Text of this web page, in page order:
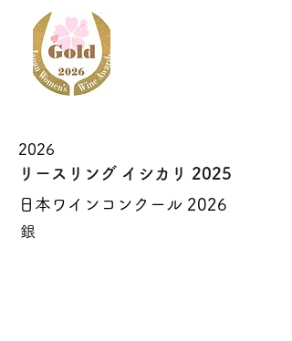
2026
リースリング イシカリ 2025
日本ワインコンクール 2026
銀